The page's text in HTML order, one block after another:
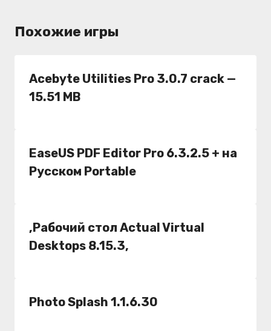
Похожие игры
Acebyte Utilities Pro 3.0.7 crack —
15.51 MB
EaseUS PDF Editor Pro 6.3.2.5 + на
Русском Portable
,Рабочий стол Actual Virtual
Desktops 8.15.3,
Photo Splash 1.1.6.30